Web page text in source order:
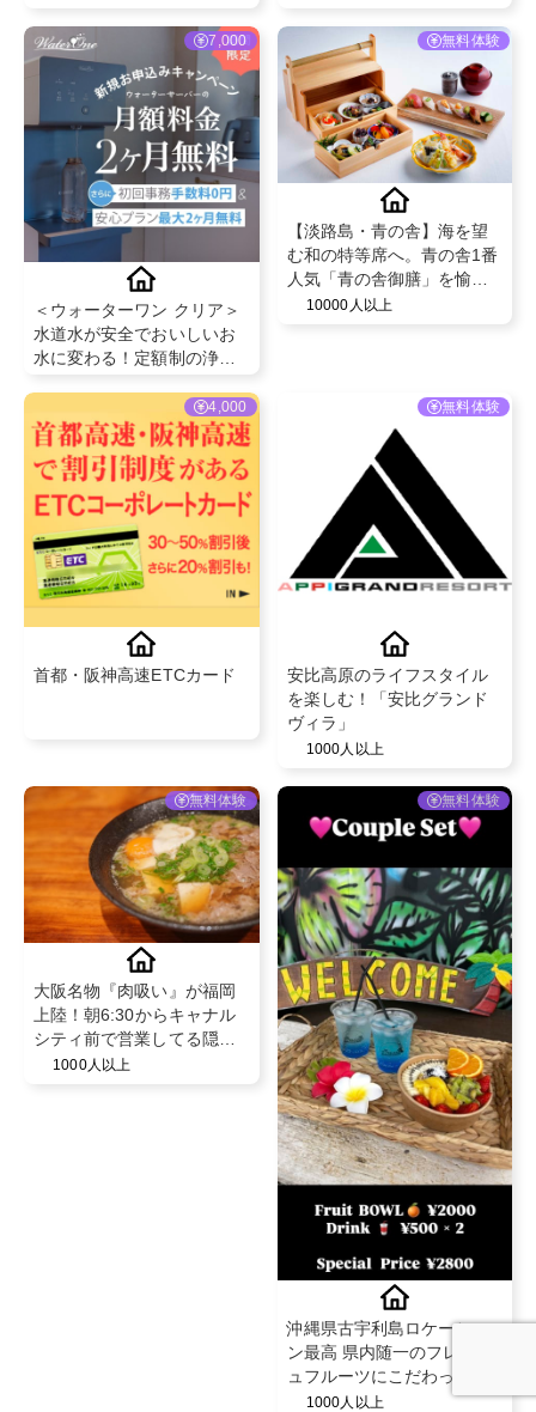
7,000
＜ウォーターワン クリア＞
水道水が安全でおいしいお
水に変わる！定額制の浄水
無料体験
【淡路島・青の舎】海を望
む和の特等席へ。青の舎1番
人気「青の舎御膳」を愉し
む贅沢なひとときをご提供
10000人以上
4,000
首都・阪神高速ETCカード
無料体験
安比高原のライフスタイル
を楽しむ！「安比グランド
ヴィラ」
1000人以上
無料体験
大阪名物『肉吸い』が福岡
上陸！朝6:30からキャナル
シティ前で営業してる隠れ
家！1000人以上
無料体験
沖縄県古宇利島ロケーショ
ン最高 県内随一のフレッシ
ュフルーツにこだわったア
サイーボウル🏝️
1000人以上